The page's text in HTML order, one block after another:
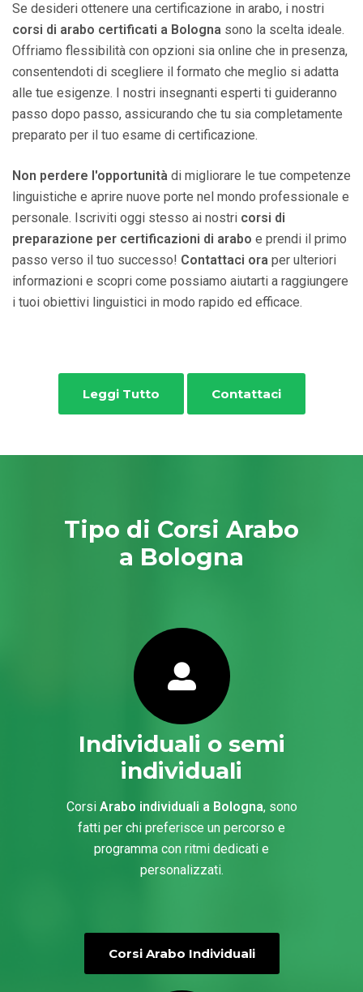
Se desideri ottenere una certificazione in arabo, i nostri
corsi di arabo certificati a Bologna sono la scelta ideale.
Offriamo flessibilità con opzioni sia online che in presenza,
consentendoti di scegliere il formato che meglio si adatta
alle tue esigenze. I nostri insegnanti esperti ti guideranno
passo dopo passo, assicurando che tu sia completamente
preparato per il tuo esame di certificazione.
Non perdere l'opportunità di migliorare le tue competenze
linguistiche e aprire nuove porte nel mondo professionale e
personale. Iscriviti oggi stesso ai nostri corsi di
preparazione per certificazioni di arabo e prendi il primo
passo verso il tuo successo! Contattaci ora per ulteriori
informazioni e scopri come possiamo aiutarti a raggiungere
i tuoi obiettivi linguistici in modo rapido ed efficace.
Leggi Tutto Contattaci
Tipo di Corsi Arabo
a Bologna
Individuali o semi
individuali
Corsi Arabo individuali a Bologna, sono
fatti per chi preferisce un percorso e
programma con ritmi dedicati e
personalizzati.
Corsi Arabo Individuali